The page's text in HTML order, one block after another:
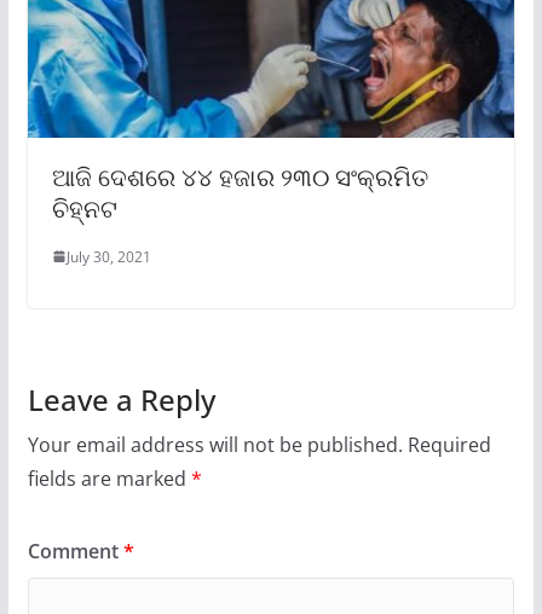
ଆଜି ଦେଶରେ ୪୪ ହଜାର ୨୩୦ ସଂକ୍ରମିତ
ଚିହ୍ନଟ
July 30, 2021
Leave a Reply
Your email address will not be published. Required
fields are marked *
Comment*